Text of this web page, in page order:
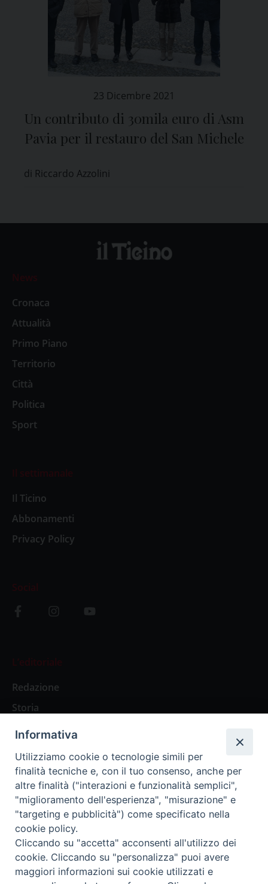
23 Dicembre 2021
Un contributo di 30mila euro di Asm
Pavia per il restauro del San Michele
di Riccardo Azzolini
News
Cronaca
Attualità
Primo Piano
Territorio
Città
Politica
Sport
Il settimanale
Il Ticino
Abbonamenti
Privacy Policy
Social
L’editoriale
Redazione
Storia
Abbonamenti
Abbonamento Annuale Digitale
Abbonamento Annuale Cartaceo
Abbonamento Singola Copia Digitale
Informativa
Utilizziamo cookie o tecnologie simili per
finalità tecniche e, con il tuo consenso, anche per
altre finalità ("interazioni e funzionalità semplici",
"miglioramento dell'esperienza", "misurazione" e
"targeting e pubblicità") come specificato nella
cookie policy.
Cliccando su "accetta" acconsenti all'utilizzo dei
cookie. Cliccando su "personalizza" puoi avere
maggiori informazioni sui cookie utilizzati e